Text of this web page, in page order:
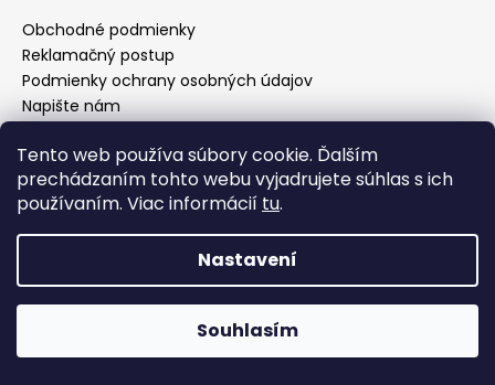
Tento web používa súbory cookie. Ďalším
prechádzaním tohto webu vyjadrujete súhlas s ich
používaním. Viac informácií tu.
Nastavení
Souhlasím
Vážení zákazníci, vzhľadom na situáciu vo svete s vírusom
COVID-19 nám môžu vypadnúť niektoré kávy a predĺžiť sa
doby dodania. Pri každej objednávke Vás budeme
informovať o situácii a snažiť sa všetko vyriešiť k
Obchodné podmienky
Reklamačný postup
Podmienky ochrany osobných údajov
Napište nám
KAFFA. Všechna práva vyhrazena.